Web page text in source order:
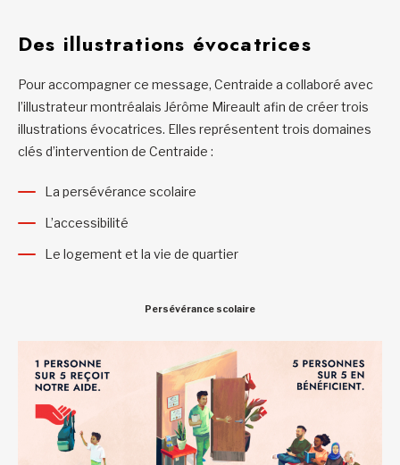
Des illustrations évocatrices
Pour accompagner ce message, Centraide a collaboré avec
l’illustrateur montréalais Jérôme Mireault afin de créer trois
illustrations évocatrices. Elles représentent trois domaines
clés d’intervention de Centraide :
La persévérance scolaire
L’accessibilité
Le logement et la vie de quartier
Persévérance scolaire